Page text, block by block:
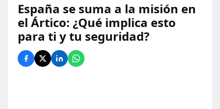
España se suma a la misión en
el Ártico: ¿Qué implica esto
para ti y tu seguridad?